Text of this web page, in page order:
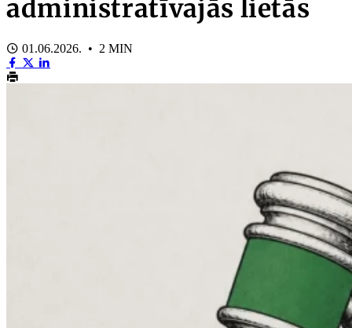
administratīvajās lietās
01.06.2026. • 2 MIN